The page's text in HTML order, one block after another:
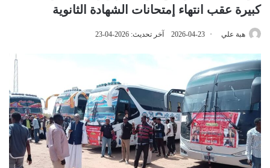
كبيرة عقب انتهاء إمتحانات الشهادة الثانوية
هبة علي 2026-04-23 آخر تحديث: 2026-04-23